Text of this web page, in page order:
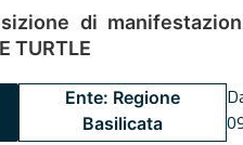
di
TURTLE
Ente: Regione
Basilicata